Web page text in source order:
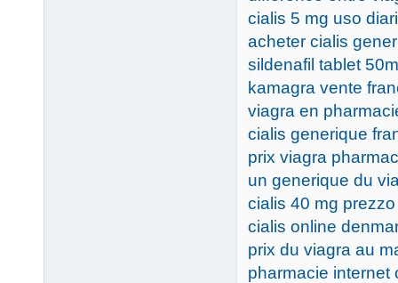
cialis 5 mg uso
acheter cialis
sildenafil tablet
kamagra vente
viagra en
cialis generique
prix viagra
un generique du
cialis 40 mg prezzo
cialis online
prix du viagra au
pharmacie internet